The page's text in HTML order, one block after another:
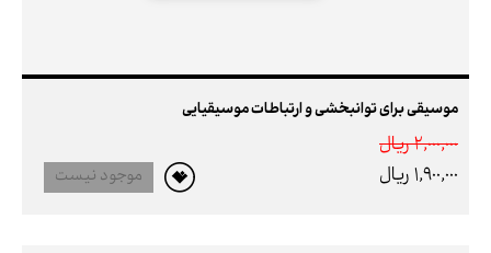
موسیقی برای توانبخشی و ارتباطات موسیقیایی
2,000,000 ريال
1,900,000 ريال
موجود نیست